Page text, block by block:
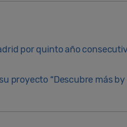
por quinto año
proyecto “Descubre más by